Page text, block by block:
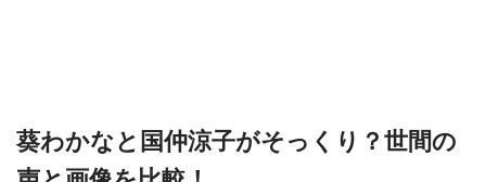
葵わかなと国仲涼子がそっくり？世間の